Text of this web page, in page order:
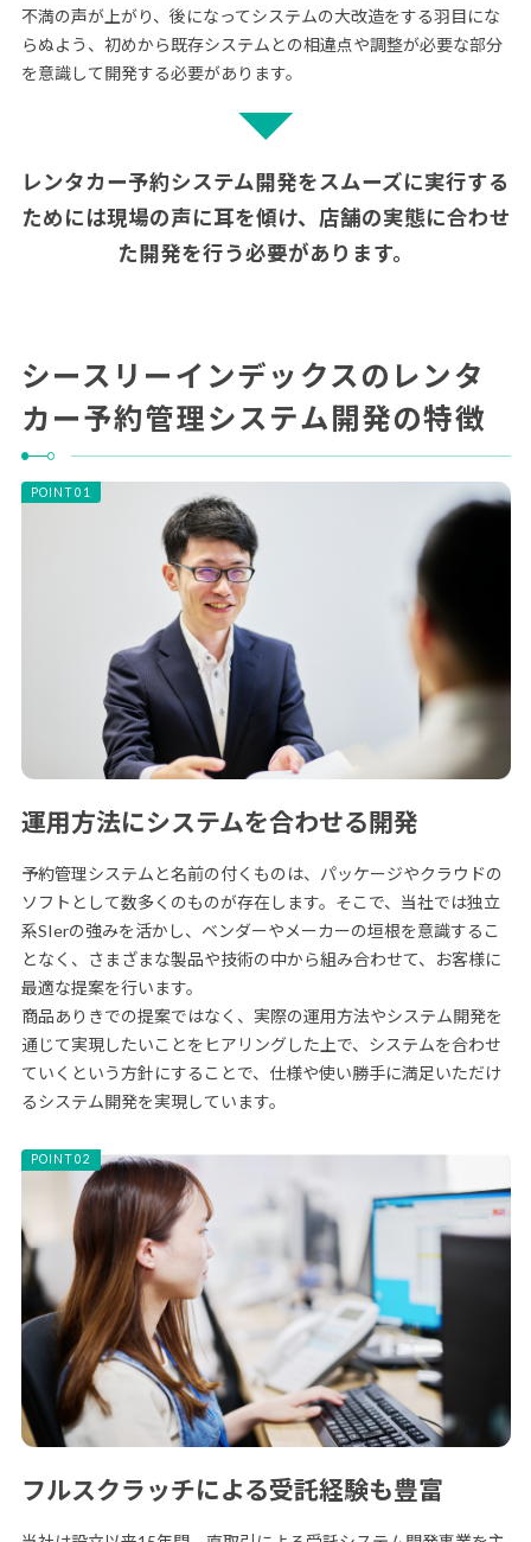
不満の声が上がり、後になってシステムの大改造をする羽目にな
らぬよう、初めから既存システムとの相違点や調整が必要な部分
を意識して開発する必要があります。
レンタカー予約システム開発をスムーズに実行する
ためには現場の声に耳を傾け、店舗の実態に合わせ
た開発を行う必要があります。
シースリーインデックスのレンタ
カー予約管理システム開発の特徴
運用方法にシステムを合わせる開発
予約管理システムと名前の付くものは、パッケージやクラウドの
ソフトとして数多くのものが存在します。そこで、当社では独立
系SIerの強みを活かし、ベンダーやメーカーの垣根を意識するこ
となく、さまざまな製品や技術の中から組み合わせて、お客様に
最適な提案を行います。
商品ありきでの提案ではなく、実際の運用方法やシステム開発を
通じて実現したいことをヒアリングした上で、システムを合わせ
ていくという方針にすることで、仕様や使い勝手に満足いただけ
るシステム開発を実現しています。
フルスクラッチによる受託経験も豊富